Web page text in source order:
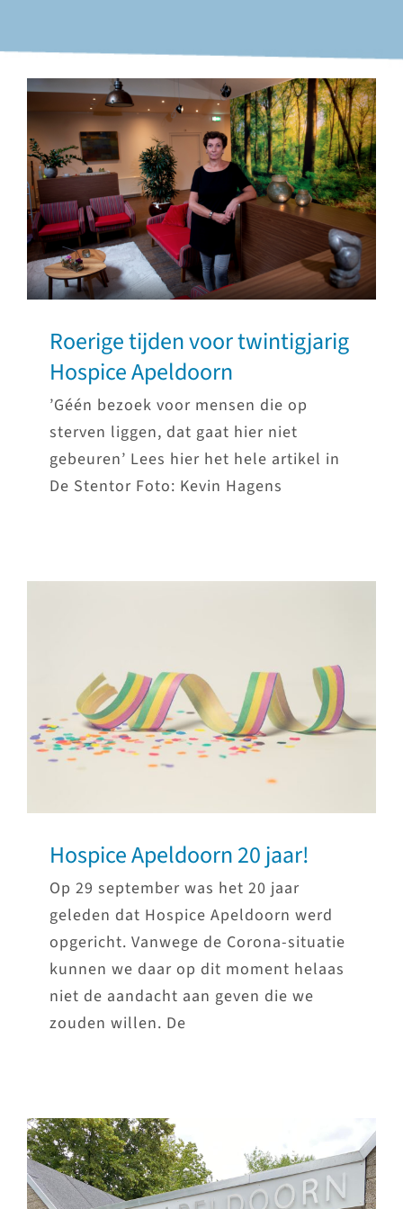
Roerige tijden voor twintigjarig
Hospice Apeldoorn
’Géén bezoek voor mensen die op
sterven liggen, dat gaat hier niet
gebeuren’ Lees hier het hele artikel in
De Stentor Foto: Kevin Hagens
Hospice Apeldoorn 20 jaar!
Op 29 september was het 20 jaar
geleden dat Hospice Apeldoorn werd
opgericht. Vanwege de Corona-situatie
kunnen we daar op dit moment helaas
niet de aandacht aan geven die we
zouden willen. De